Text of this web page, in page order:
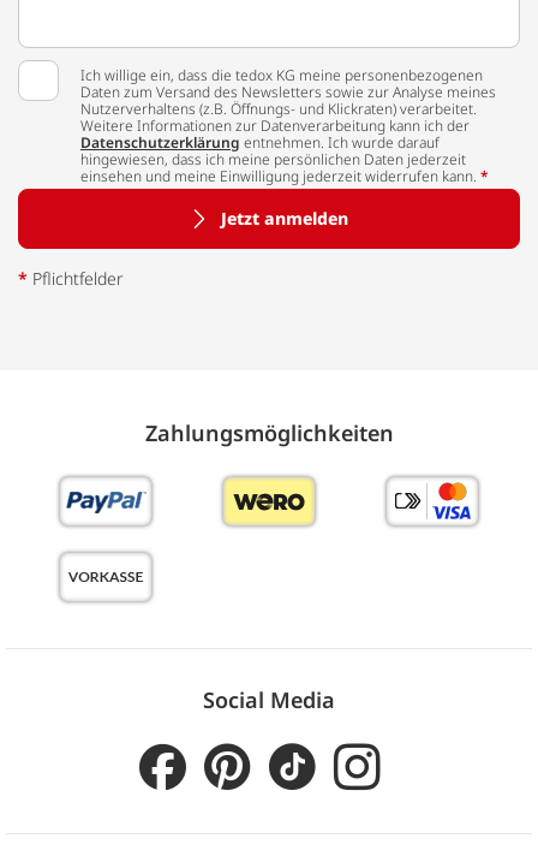
Ich willige ein, dass die tedox KG meine personenbezogenen
Daten zum Versand des Newsletters sowie zur Analyse meines
Nutzerverhaltens (z.B. Öffnungs- und Klickraten) verarbeitet.
Weitere Informationen zur Datenverarbeitung kann ich der
Datenschutzerklärung entnehmen. Ich wurde darauf
hingewiesen, dass ich meine persönlichen Daten jederzeit
einsehen und meine Einwilligung jederzeit widerrufen kann. *
Jetzt anmelden
* Pflichtfelder
Zahlungs­möglich­keiten
Social Media